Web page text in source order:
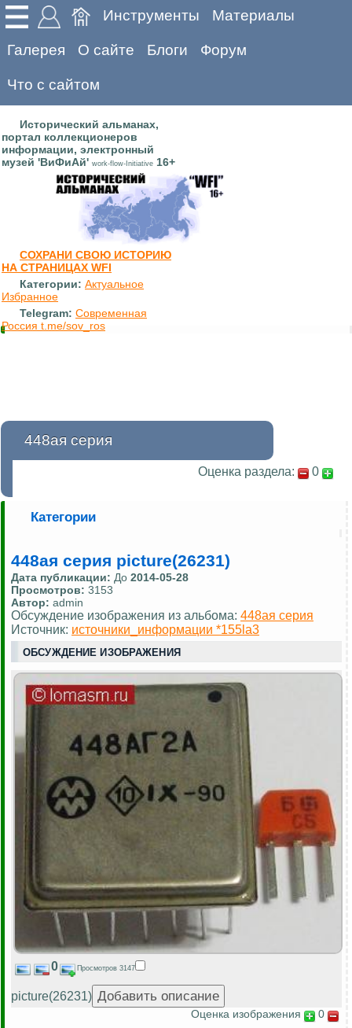
Инструменты Материалы
Галерея О сайте Блоги Форум
Что с сайтом
Исторический альманах,
портал коллекционеров
информации, электронный
музей 'ВиФиАй' work-flow-Initiative 16+
СОХРАНИ СВОЮ ИСТОРИЮ
НА СТРАНИЦАХ WFI
Категории: Актуальное
Избранное
Telegram: Современная
Россия t.me/sov_ros
448ая серия
Оценка раздела: 0
Категории
448ая серия picture(26231)
Дата публикации: До 2014-05-28
Просмотров: 3153
Автор: admin
Обсуждение изображения из альбома: 448ая серия
Источник: источники_информации *155la3
ОБСУЖДЕНИЕ ИЗОБРАЖЕНИЯ
0 Просмотров 3147
picture(26231)
Оценка изображения 0